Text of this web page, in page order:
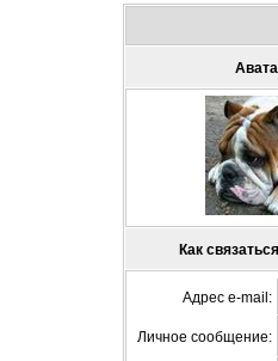
Как
Адрес e-mail:
Личное сообщение: